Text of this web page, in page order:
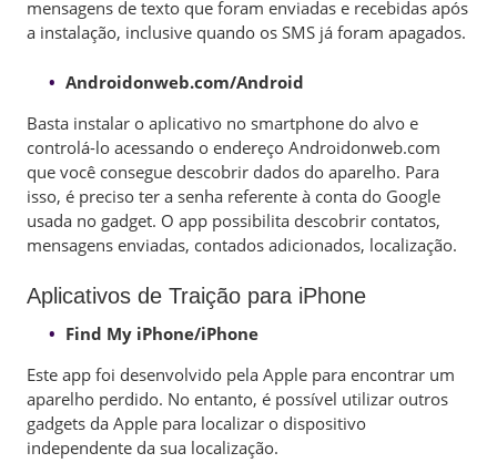
mensagens de texto que foram enviadas e recebidas após
a instalação, inclusive quando os SMS já foram apagados.
Androidonweb.com/Android
Basta instalar o aplicativo no smartphone do alvo e
controlá-lo acessando o endereço Androidonweb.com
que você consegue descobrir dados do aparelho. Para
isso, é preciso ter a senha referente à conta do Google
usada no gadget. O app possibilita descobrir contatos,
mensagens enviadas, contados adicionados, localização.
Aplicativos de Traição para iPhone
Find My iPhone/iPhone
Este app foi desenvolvido pela Apple para encontrar um
aparelho perdido. No entanto, é possível utilizar outros
gadgets da Apple para localizar o dispositivo
independente da sua localização.